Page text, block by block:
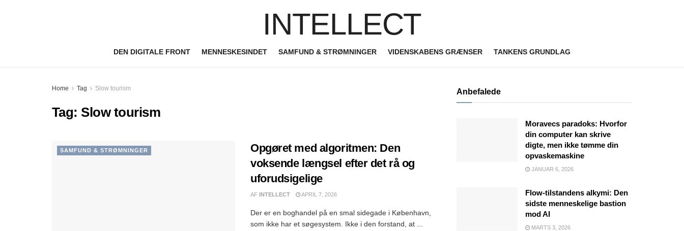
INTELLECT
DEN DIGITALE FRONT MENNESKESINDET SAMFUND & STRØMNINGER VIDENSKABENS GRÆNSER TANKENS GRUNDLAG
Home Tag Slow tourism
Tag: Slow tourism
SAMFUND & STRØMNINGER
Opgøret med algoritmen: Den
voksende længsel efter det rå og
uforudsigelige
AF INTELLECT APRIL 7, 2026
Der er en boghandel på en smal sidegade i København,
som ikke har et søgesystem. Ikke i den forstand, at ...
Anbefalede
Moravecs paradoks: Hvorfor
din computer kan skrive
digte, men ikke tømme din
opvaskemaskine
JANUAR 6, 2026
Flow-tilstandens alkymi: Den
sidste menneskelige bastion
mod AI
MARTS 3, 2026